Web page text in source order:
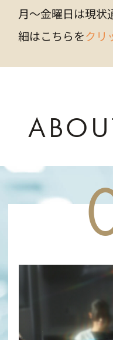
月～金曜日は現状
細はこちらをクリ
末年始のため休
8月10日（日）か
ため休診となりま
自費診療価格改
昨今の歯科材料
伴い、
2025年1月1日よ